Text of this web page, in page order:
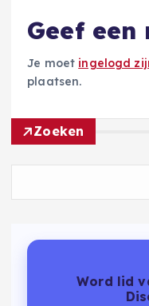
Geef een
Je moet ingelogd
plaatsen.
Zoeken
Word lid